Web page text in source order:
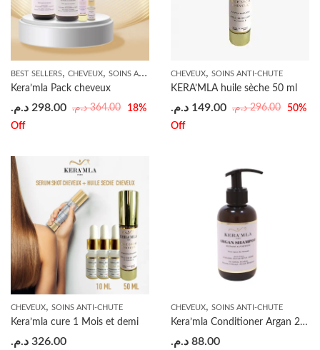
BEST SELLERS, CHEVEUX, SOINS ANTI-CHUTE
Kera’mla Pack cheveux
364.00 د.م. 298.00 د.م. 18%
Off
CHEVEUX, SOINS ANTI-CHUTE
KERA’MLA huile sèche 50 ml
296.00 د.م. 149.00 د.م. 50%
Off
CHEVEUX, SOINS ANTI-CHUTE
Kera’mla cure 1 Mois et demi
326.00 د.م.
CHEVEUX, SOINS ANTI-CHUTE
Kera’mla Conditioner Argan 200ml
88.00 د.م.